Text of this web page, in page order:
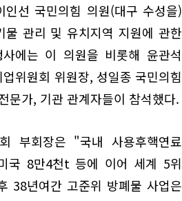
선 국민의힘 의원(대구 수성을)
관리 및 유치지역 지원에 관한
에는 이 의원을 비롯해 윤관석
위원회 위원장, 성일종 국민의힘
문가, 기관 관계자들이 참석했다.
부회장은 "국내 사용후핵연료
국 8만4천t 등에 이어 세계 5위
38년여간 고준위 방폐물 사업은